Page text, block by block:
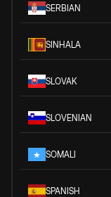
SERBIAN
SINHALA
SLOVAK
SLOVENIAN
SOMALI
SPANISH